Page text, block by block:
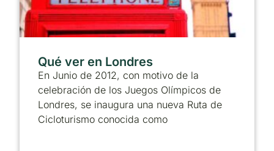
Qué ver en Londres
En Junio de 2012, con motivo de la
celebración de los Juegos Olímpicos de
Londres, se inaugura una nueva Ruta de
Cicloturismo conocida como